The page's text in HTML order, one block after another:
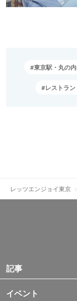
東京駅・丸の内
レストラン
レッツエンジョイ東京
記事
イベント